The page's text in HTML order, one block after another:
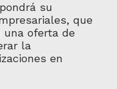
su
que
oferta de
la
en